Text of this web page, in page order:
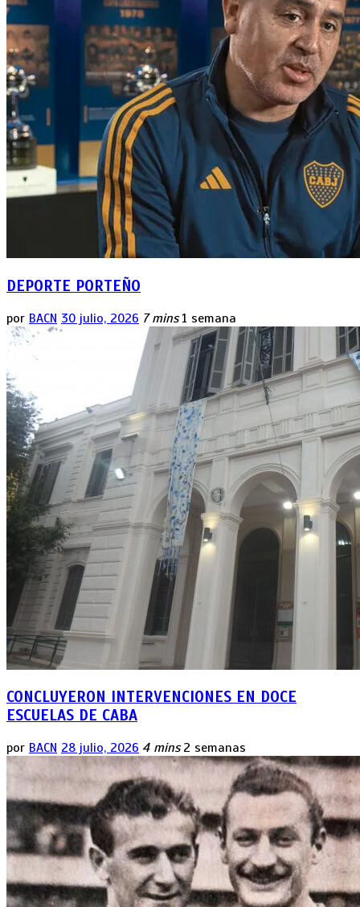
DEPORTE PORTEÑO
por BACN 30 julio, 2026 7 mins 1 semana
CONCLUYERON INTERVENCIONES EN DOCE
ESCUELAS DE CABA
por BACN 28 julio, 2026 4 mins 2 semanas